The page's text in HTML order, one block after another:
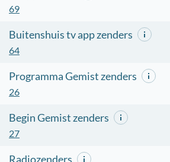
69
Buitenshuis tv app zenders
64
Programma Gemist zenders
26
Begin Gemist zenders
27
Radiozenders